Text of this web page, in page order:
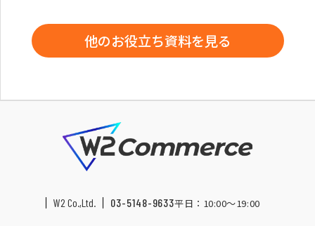
他のお役立ち資料を見る
W2 Co.,Ltd. 03-5148-9633平日：10:00〜19:00